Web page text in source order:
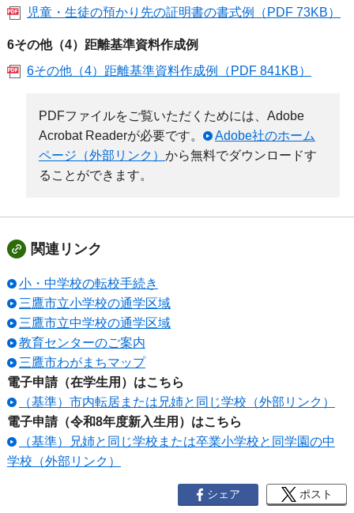
児童・生徒の預かり先の証明書の書式例（PDF 73KB）
6その他（4）距離基準資料作成例
6その他（4）距離基準資料作成例（PDF 841KB）
PDFファイルをご覧いただくためには、Adobe
Acrobat Readerが必要です。
Adobe社のホーム
ページ（外部リンク） から無料でダウンロードす
ることができます。
関連リンク
小・中学校の転校手続き
三鷹市立小学校の通学区域
三鷹市立中学校の通学区域
教育センターのご案内
三鷹市わがまちマップ
電子申請（在学生用）はこちら
（基準）市内転居または兄姉と同じ学校（外部リンク）
電子申請（令和8年度新入生用）はこちら
（基準）兄姉と同じ学校または卒業小学校と同学園の中
学校（外部リンク）
シェア ポスト